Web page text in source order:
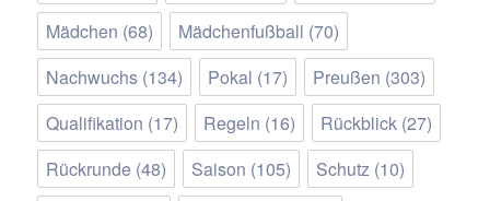
Mädchen (68) Mädchenfußball (70)
Nachwuchs (134) Pokal (17) Preußen (303)
Qualifikation (17) Regeln (16) Rückblick (27)
Rückrunde (48) Saison (105) Schutz (10)